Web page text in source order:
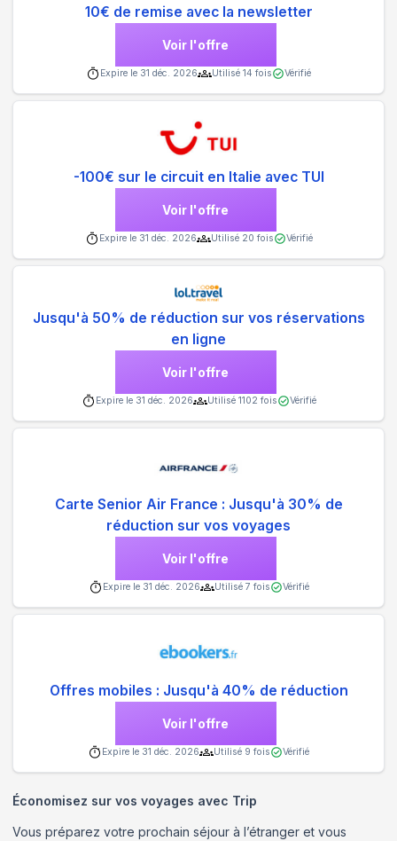
10€ de remise avec la newsletter
Voir l'offre
Expire le 31 déc. 2026 Utilisé 14 fois Vérifié
-100€ sur le circuit en Italie avec TUI
Voir l'offre
Expire le 31 déc. 2026 Utilisé 20 fois Vérifié
Jusqu'à 50% de réduction sur vos réservations
en ligne
Voir l'offre
Expire le 31 déc. 2026 Utilisé 1102 fois Vérifié
Carte Senior Air France : Jusqu'à 30% de
réduction sur vos voyages
Voir l'offre
Expire le 31 déc. 2026 Utilisé 7 fois Vérifié
Offres mobiles : Jusqu'à 40% de réduction
Voir l'offre
Expire le 31 déc. 2026 Utilisé 9 fois Vérifié
Économisez sur vos voyages avec Trip
Vous préparez votre prochain séjour à l’étranger et vous